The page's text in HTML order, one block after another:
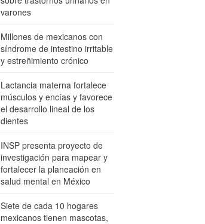
varones
Millones de mexicanos con
síndrome de intestino irritable
y estreñimiento crónico
Lactancia materna fortalece
músculos y encías y favorece
el desarrollo lineal de los
dientes
INSP presenta proyecto de
investigación para mapear y
fortalecer la planeación en
salud mental en México
Siete de cada 10 hogares
mexicanos tienen mascotas,